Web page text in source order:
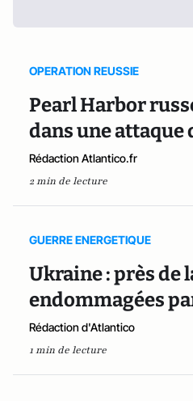
OPERATION REUSSIE
Pearl Harbor
dans une attaque
Rédaction Atlantico.fr
2 min de lecture
GUERRE ENERGETIQUE
Ukraine : près de
endommagées
Rédaction d'Atlantico
1 min de lecture